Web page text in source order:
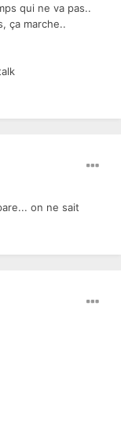
qui ne va pas..
ça marche..
on ne sait